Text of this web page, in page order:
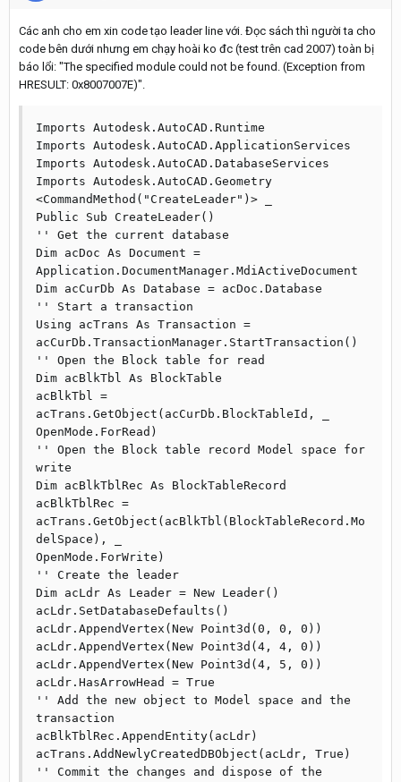
Các anh cho em xin code tạo leader line với. Đọc sách thì người ta cho
code bên dưới nhưng em chạy hoài ko đc (test trên cad 2007) toàn bị
báo lổi: "The specified module could not be found. (Exception from
HRESULT: 0x8007007E)".
Imports Autodesk.AutoCAD.Runtime
Imports Autodesk.AutoCAD.ApplicationServices
Imports Autodesk.AutoCAD.DatabaseServices
Imports Autodesk.AutoCAD.Geometry
<CommandMethod("CreateLeader")> _
Public Sub CreateLeader()
'' Get the current database
Dim acDoc As Document =
Application.DocumentManager.MdiActiveDocument
Dim acCurDb As Database = acDoc.Database
'' Start a transaction
Using acTrans As Transaction =
acCurDb.TransactionManager.StartTransaction()
'' Open the Block table for read
Dim acBlkTbl As BlockTable
acBlkTbl =
acTrans.GetObject(acCurDb.BlockTableId, _
OpenMode.ForRead)
'' Open the Block table record Model space for
write
Dim acBlkTblRec As BlockTableRecord
acBlkTblRec =
acTrans.GetObject(acBlkTbl(BlockTableRecord.Mo
delSpace), _
OpenMode.ForWrite)
'' Create the leader
Dim acLdr As Leader = New Leader()
acLdr.SetDatabaseDefaults()
acLdr.AppendVertex(New Point3d(0, 0, 0))
acLdr.AppendVertex(New Point3d(4, 4, 0))
acLdr.AppendVertex(New Point3d(4, 5, 0))
acLdr.HasArrowHead = True
'' Add the new object to Model space and the
transaction
acBlkTblRec.AppendEntity(acLdr)
acTrans.AddNewlyCreatedDBObject(acLdr, True)
'' Commit the changes and dispose of the